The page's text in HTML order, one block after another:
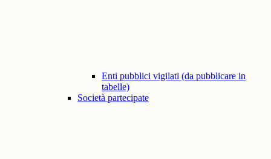
Enti pubblici vigilati (da pubblicare in
tabelle)
Società partecipate